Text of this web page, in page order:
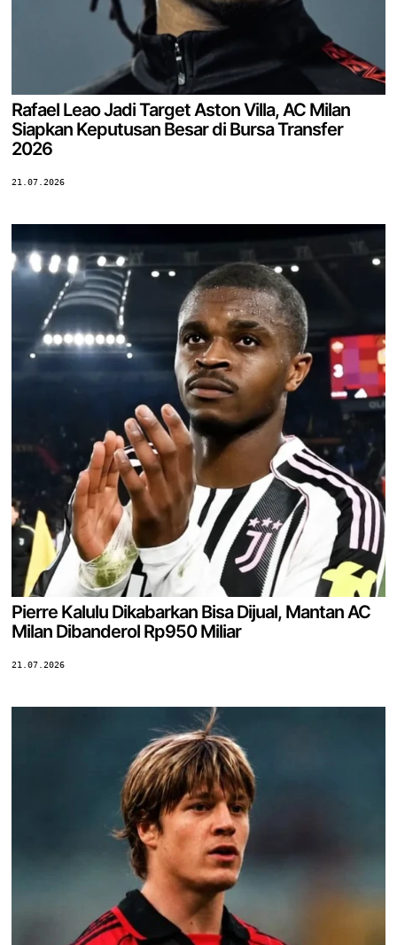
Rafael Leao Jadi Target Aston Villa, AC Milan
Siapkan Keputusan Besar di Bursa Transfer
2026
21.07.2026
Pierre Kalulu Dikabarkan Bisa Dijual, Mantan AC
Milan Dibanderol Rp950 Miliar
21.07.2026